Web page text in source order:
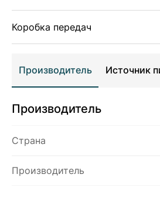
Коробка передач
Производитель Источник
Производитель
Страна
Производитель